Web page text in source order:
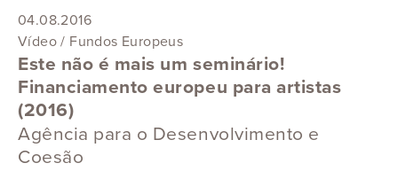
04.08.2016
Vídeo / Fundos Europeus
Este não é mais um seminário!
Financiamento europeu para artistas
(2016)
Agência para o Desenvolvimento e
Coesão